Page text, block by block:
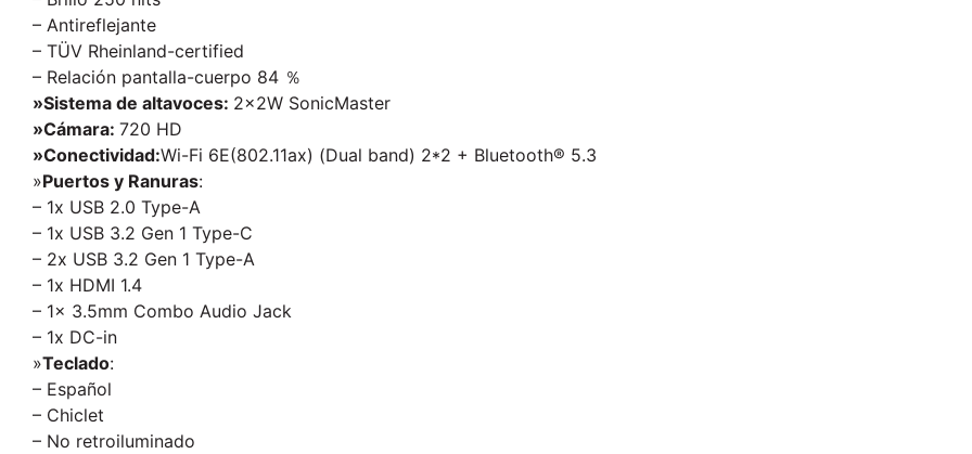
– Antireflejante
– TÜV Rheinland-certified
– Relación pantalla-cuerpo 84 ％
»Sistema de altavoces: 2x2W SonicMaster
»Cámara: 720 HD
»Conectividad:Wi-Fi 6E(802.11ax) (Dual band) 2*2 + Bluetooth® 5.3
»Puertos y Ranuras:
– 1x USB 2.0 Type-A
– 1x USB 3.2 Gen 1 Type-C
– 2x USB 3.2 Gen 1 Type-A
– 1x HDMI 1.4
– 1x 3.5mm Combo Audio Jack
– 1x DC-in
»Teclado:
– Español
– Chiclet
– No retroiluminado